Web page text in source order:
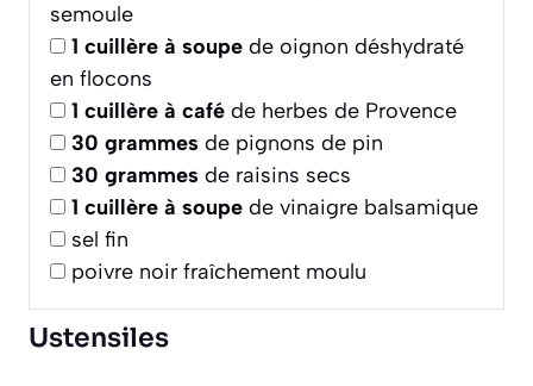
semoule
1 cuillère à soupe de oignon déshydraté
en flocons
1 cuillère à café de herbes de Provence
30 grammes de pignons de pin
30 grammes de raisins secs
1 cuillère à soupe de vinaigre balsamique
sel fin
poivre noir fraîchement moulu
Ustensiles